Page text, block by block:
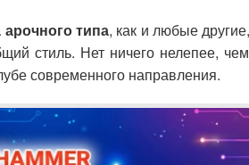
типа, как и любые
стиль. Нет ничего нелепее,
современного направления.